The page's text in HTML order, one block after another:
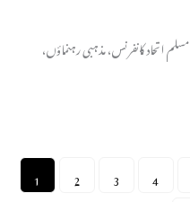
اتحاد کانفرنس، مذہبی رہنماؤں،
1 2 3 4